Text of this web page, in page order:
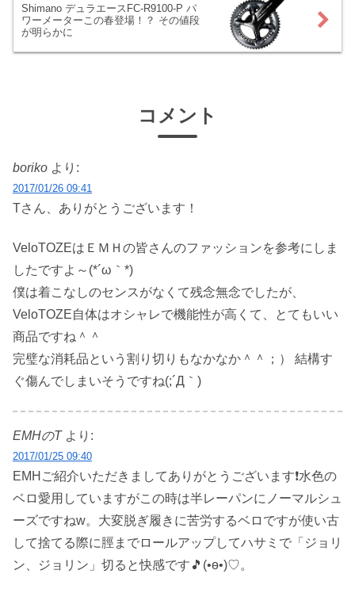
Shimano デュラエースFC-R9100-P パ
ワーメーターこの春登場！？ その値段
が明らかに
コメント
boriko より:
2017/01/26 09:41
Tさん、ありがとうございます！
VeloTOZEはＥＭＨの皆さんのファッションを参考にしま
したですよ～(*´ω｀*)
僕は着こなしのセンスがなくて残念無念でしたが、
VeloTOZE自体はオシャレで機能性が高くて、とてもいい
商品ですね＾＾
完璧な消耗品という割り切りもなかなか＾＾；） 結構す
ぐ傷んでしまいそうですね(;´Д｀)
EMHのT より:
2017/01/25 09:40
EMHご紹介いただきましてありがとうございます❗水色の
ベロ愛用していますがこの時は半レーパンにノーマルシュ
ーズですねw。大変脱ぎ履きに苦労するベロですが使い古
して捨てる際に脛までロールアップしてハサミで「ジョリ
ン、ジョリン」切ると快感です🎵(•ө•)♡。